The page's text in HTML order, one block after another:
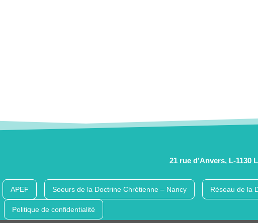
21 rue d’Anvers, L-1130
APEF Soeurs de la Doctrine Chrétienne – Nancy Réseau de la
Politique de confidentialité